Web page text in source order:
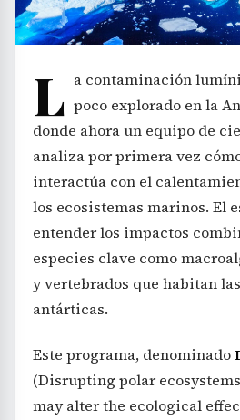
L a contaminación
poco explorado en la
donde ahora un equipo de
analiza por primera vez
interactúa con el
los ecosistemas marinos. El
entender los impactos
especies clave como
y vertebrados que habitan
antárticas.
Este programa, denominado
(Disrupting polar
may alter the ecological